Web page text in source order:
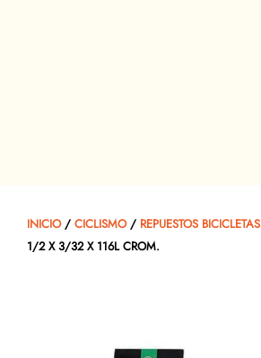
INICIO/ CICLISMO/ REPUESTOS BICICLETAS
1/2 X 3/32 X 116L CROM.